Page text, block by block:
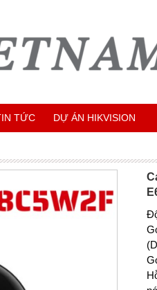
TỨC DỰ ÁN HIKVISION